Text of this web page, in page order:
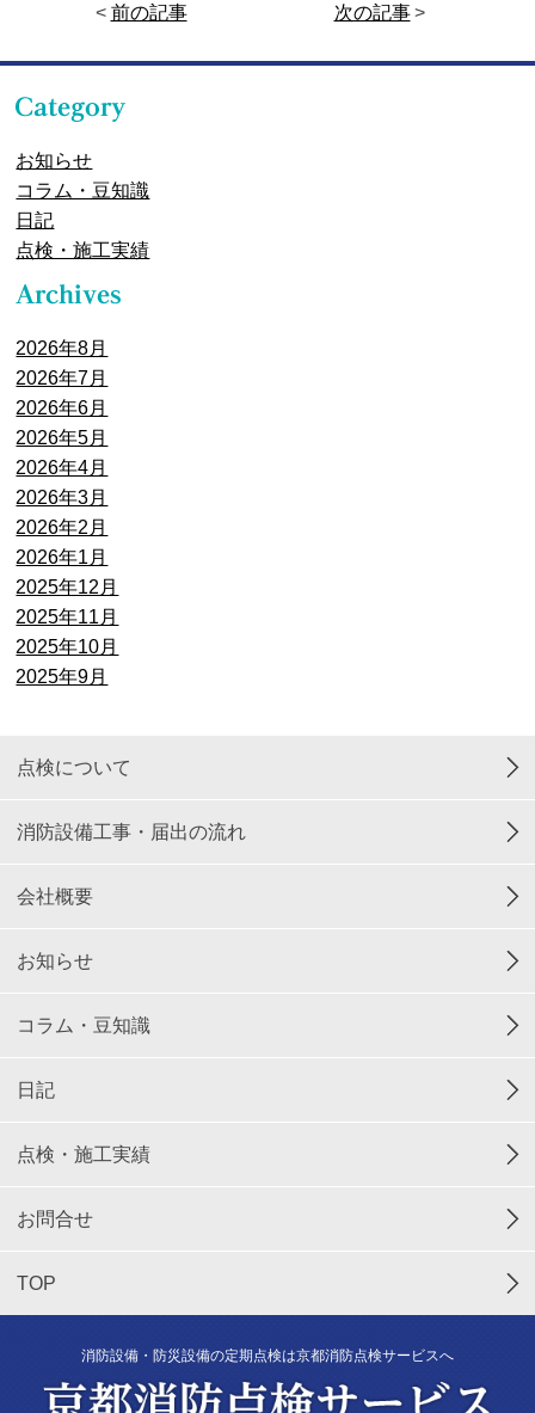
< 前の記事 次の記事 >
お知らせ
コラム・豆知識
日記
点検・施工実績
2026年8月
2026年7月
2026年6月
2026年5月
2026年4月
2026年3月
2026年2月
2026年1月
2025年12月
2025年11月
2025年10月
2025年9月
点検について
消防設備工事・届出の流れ
会社概要
お知らせ
コラム・豆知識
日記
点検・施工実績
お問合せ
TOP
消防設備・防災設備の定期点検は京都消防点検サービスへ